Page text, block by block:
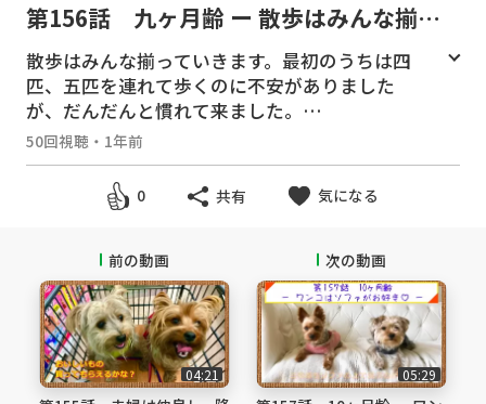
第156話 九ヶ月齢 ー 散歩はみんな揃っ
て行きます ー
散歩はみんな揃っていきます。最初のうちは四
匹、五匹を連れて歩くのに不安がありました
が、だんだんと慣れて来ました。
一匹が匂いを嗅ぐと、他のワンコも追従しま
す。一匹がピーをかけると他のワンコも追従し
ます。また、遠くで猫や他のワンコがいるのに
気づくと、やはりみんなで視線を揃えます。
＃ヨークシャテリア ＃ヨーキー ＃多頭飼
い ＃仔犬 ＃パピー #育て方 #育児日記 #
40週齢 #生後9ヶ月 #家族 ＃仲良し #パパマ
マ大好き #パパと遊びたい #朝食 #兄弟喧嘩
＃Yorkshireterrier #Yorkie #multi-nursing #pu
ppy #puppies ＃perennials #babybook #fortie
50回視聴 ・ 1年前
0 共有 気になる
前の動画
04:21
次の動画
05:29